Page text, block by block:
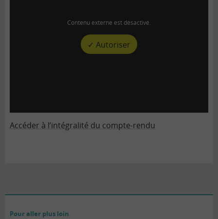
Contenu externe est désactivé.
✓ Autoriser
Accéder à l’intégralité du compte-rendu
Pour aller plus loin